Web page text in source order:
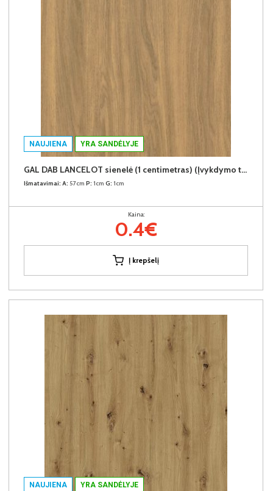
NAUJIENA YRA SANDĖLYJE
GAL DAB LANCELOT sienelė (1 centimetras) (Įvykdymo terminas iki 10d.d.)
Išmatavimai: A: 57cm P: 1cm G: 1cm
Kaina:
0.4€
Į krepšelį
NAUJIENA YRA SANDĖLYJE